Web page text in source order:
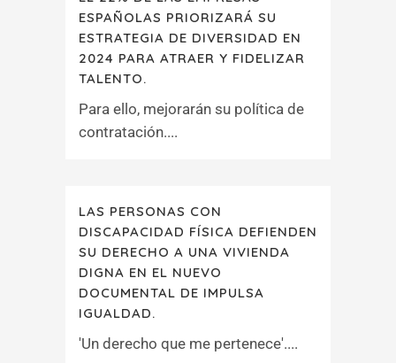
ESPAÑOLAS PRIORIZARÁ SU
ESTRATEGIA DE DIVERSIDAD EN
2024 PARA ATRAER Y FIDELIZAR
TALENTO.
Para ello, mejorarán su política de
contratación....
LAS PERSONAS CON
DISCAPACIDAD FÍSICA DEFIENDEN
SU DERECHO A UNA VIVIENDA
DIGNA EN EL NUEVO
DOCUMENTAL DE IMPULSA
IGUALDAD.
'Un derecho que me pertenece'....